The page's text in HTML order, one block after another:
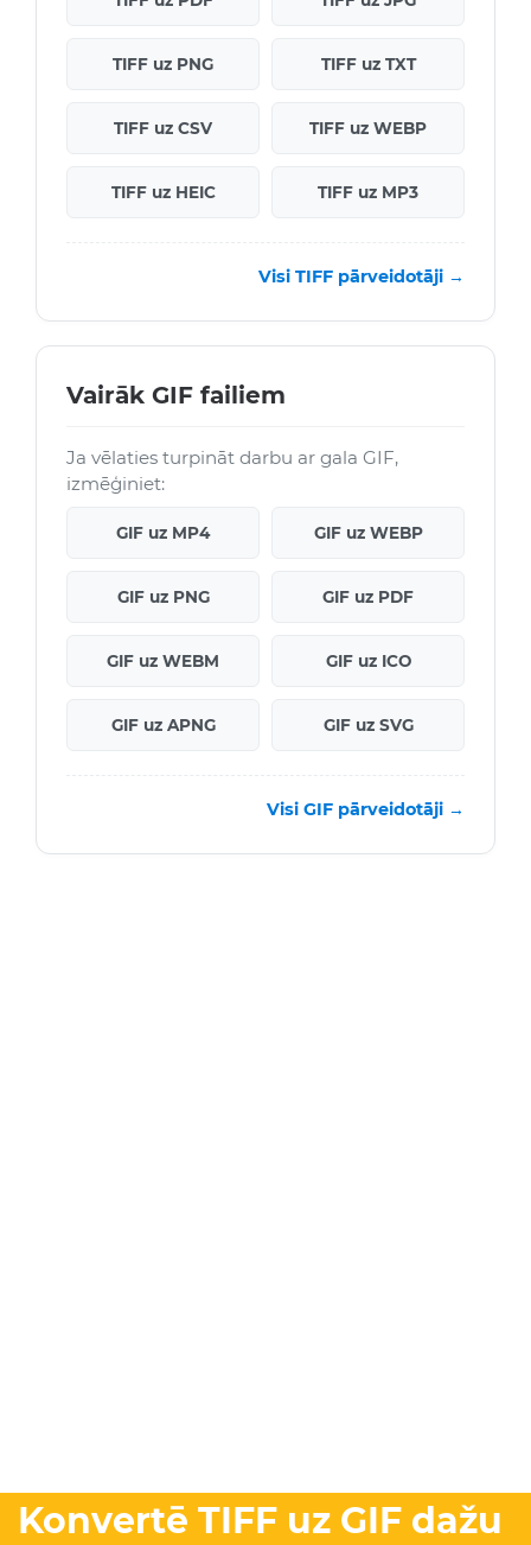
TIFF uz PNG TIFF uz TXT
TIFF uz CSV TIFF uz WEBP
TIFF uz HEIC TIFF uz MP3
Visi TIFF pārveidotāji →
Vairāk GIF failiem
Ja vēlaties turpināt darbu ar gala GIF,
izmēģiniet:
GIF uz MP4 GIF uz WEBP
GIF uz PNG GIF uz PDF
GIF uz WEBM GIF uz ICO
GIF uz APNG GIF uz SVG
Visi GIF pārveidotāji →
Konvertē TIFF uz GIF dažu